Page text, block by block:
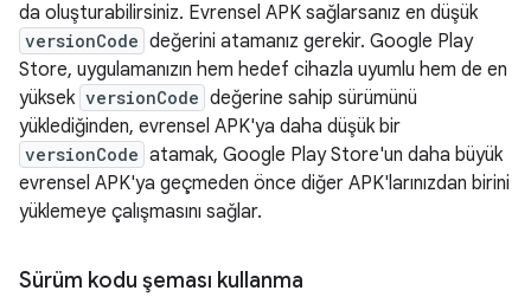
da oluşturabilirsiniz. Evrensel APK sağlarsanız en düşük
versionCode değerini atamanız gerekir. Google Play
Store, uygulamanızın hem hedef cihazla uyumlu hem de en
yüksek versionCode değerine sahip sürümünü
yüklediğinden, evrensel APK'ya daha düşük bir
versionCode atamak, Google Play Store'un daha büyük
evrensel APK'ya geçmeden önce diğer APK'larınızdan birini
yüklemeye çalışmasını sağlar.
Sürüm kodu şeması kullanma